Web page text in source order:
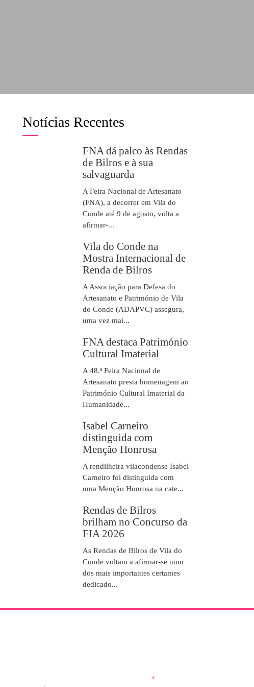
Notícias Recentes
FNA dá palco às Rendas
de Bilros e à sua
salvaguarda
A Feira Nacional de Artesanato
(FNA), a decorrer em Vila do
Conde até 9 de agosto, volta a
afirmar-...
Vila do Conde na
Mostra Internacional de
Renda de Bilros
A Associação para Defesa do
Artesanato e Património de Vila
do Conde (ADAPVC) assegura,
uma vez mai...
FNA destaca Património
Cultural Imaterial
A 48.ª Feira Nacional de
Artesanato presta homenagem ao
Património Cultural Imaterial da
Humanidade...
Isabel Carneiro
distinguida com
Menção Honrosa
A rendilheira vilacondense Isabel
Carneiro foi distinguida com
uma Menção Honrosa na cate...
Rendas de Bilros
brilham no Concurso da
FIA 2026
As Rendas de Bilros de Vila do
Conde voltam a afirmar-se num
dos mais importantes certames
dedicado...
*obrigatório